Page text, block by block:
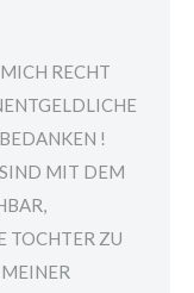
RECHT
!
MIT DEM
TOCHTER ZU